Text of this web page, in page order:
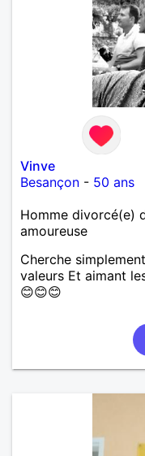
Vinve
Besançon - 50 ans
Homme divorcé(e)
amoureuse
Cherche
valeurs Et aimant
😊😊😊